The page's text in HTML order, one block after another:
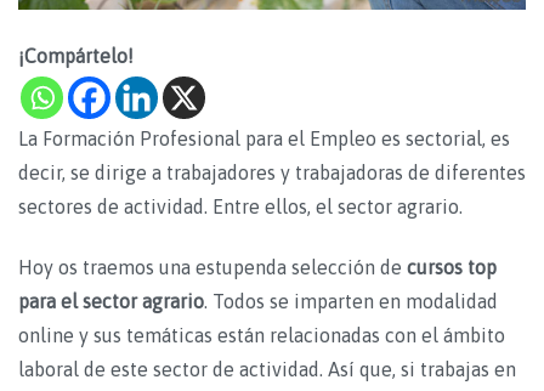
¡Compártelo!
La Formación Profesional para el Empleo es sectorial, es
decir, se dirige a trabajadores y trabajadoras de diferentes
sectores de actividad. Entre ellos, el sector agrario.
Hoy os traemos una estupenda selección de cursos top
para el sector agrario. Todos se imparten en modalidad
online y sus temáticas están relacionadas con el ámbito
laboral de este sector de actividad. Así que, si trabajas en